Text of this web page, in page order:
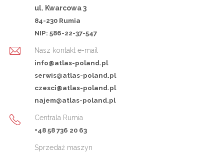
ul. Kwarcowa 3
84-230 Rumia
NIP: 586-22-37-547
Nasz kontakt e-mail
info@atlas-poland.pl
serwis@atlas-poland.pl
czesci@atlas-poland.pl
najem@atlas-poland.pl
Centrala Rumia
+48 58 736 20 63
Sprzedaż maszyn